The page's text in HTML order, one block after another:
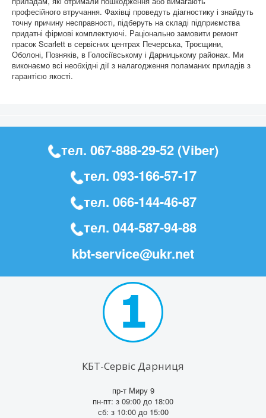
професійного втручання. Фахівці проведуть діагностику і знайдуть
точну причину несправності, підберуть на складі підприємства
придатні фірмові комплектуючі. Раціонально замовити ремонт
прасок Scarlett в сервісних центрах Печерська, Троєщини,
Оболоні, Позняків, в Голосіївському і Дарницькому районах. Ми
виконаємо всі необхідні дії з налагодження поламаних приладів з
гарантією якості.
тел. 067-888-29-52 (Viber)
тел. 093-166-57-17
тел. 066-144-46-87
тел. 044-587-94-88
kbt-service@ukr.net
КБТ-Сервіс Дарниця
пр-т Миру 9
пн-пт: з 09:00 до 18:00
сб: з 10:00 до 15:00